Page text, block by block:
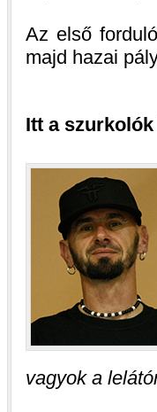
Az első
majd hazai
Itt a
vagyok a